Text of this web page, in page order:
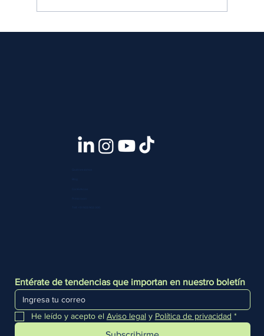
aumentar la conversión en tiendas
Entérate de tendencias que importan en nuestro boletín
He leído y acepto el Aviso legal y Política de privacidad *